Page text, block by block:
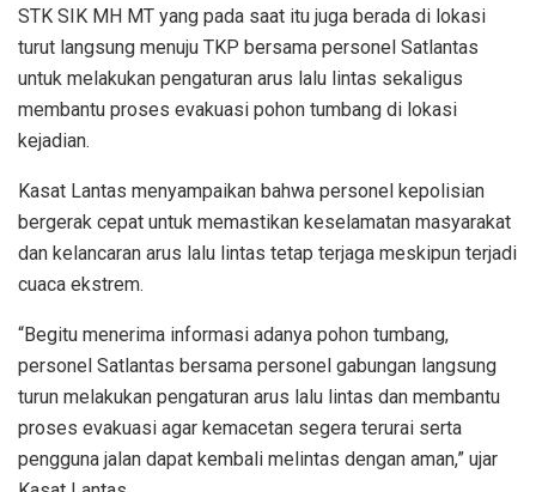
STK SIK MH MT yang pada saat itu juga berada di lokasi
turut langsung menuju TKP bersama personel Satlantas
untuk melakukan pengaturan arus lalu lintas sekaligus
membantu proses evakuasi pohon tumbang di lokasi
kejadian.
Kasat Lantas menyampaikan bahwa personel kepolisian
bergerak cepat untuk memastikan keselamatan masyarakat
dan kelancaran arus lalu lintas tetap terjaga meskipun terjadi
cuaca ekstrem.
“Begitu menerima informasi adanya pohon tumbang,
personel Satlantas bersama personel gabungan langsung
turun melakukan pengaturan arus lalu lintas dan membantu
proses evakuasi agar kemacetan segera terurai serta
pengguna jalan dapat kembali melintas dengan aman,” ujar